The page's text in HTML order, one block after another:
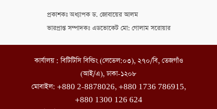
প্রকাশকঃ অধ্যাপক ড. জোবায়ের আলম
ভারপ্রাপ্ত সম্পাদকঃ এডভোকেট মো: গোলাম সরোয়ার
কার্যালয় : বিটিটিসি বিল্ডিং (লেভেল:০৩), ২৭০/বি, তেজগাঁও
(আই/এ), ঢাকা-১২০৮
মোবাইল: +880 2-8878026, +880 1736 786915,
+880 1300 126 624